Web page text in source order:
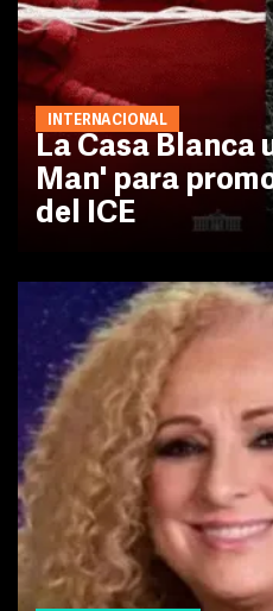
INTERNACIONAL
La Casa Blanca
Man' para
del ICE